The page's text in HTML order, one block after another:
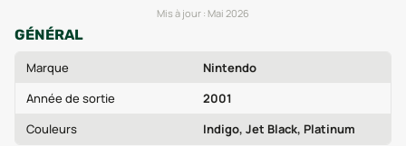
Mis à jour : Mai 2026
GÉNÉRAL
Marque
Nintendo
Année de sortie
2001
Couleurs
Indigo, Jet Black, Platinum